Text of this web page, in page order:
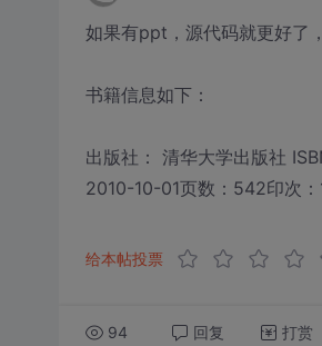
如果有ppt，源代码就更好了
书籍信息如下：
出版社： 清华大学出版社
2010-10-01页数：542印次：
给本帖投票
94 回复 打赏